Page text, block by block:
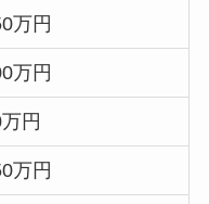
万円
万円
円
万円